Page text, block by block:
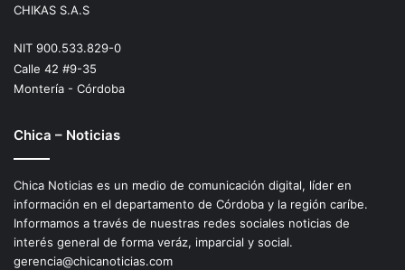
CHIKAS S.A.S
NIT 900.533.829-0
Calle 42 #9-35
Montería - Córdoba
Chica – Noticias
Chica Noticias es un medio de comunicación digital, líder en
información en el departamento de Córdoba y la región caríbe.
Informamos a través de nuestras redes sociales noticias de
interés general de forma veráz, imparcial y social.
gerencia@chicanoticias.com